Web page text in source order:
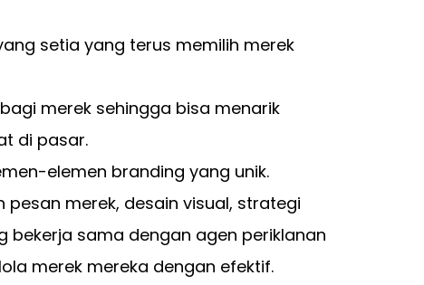
setia yang terus memilih merek
merek sehingga bisa menarik
di pasar.
elemen branding yang unik.
merek, desain visual, strategi
bekerja sama dengan agen periklanan
merek mereka dengan efektif.